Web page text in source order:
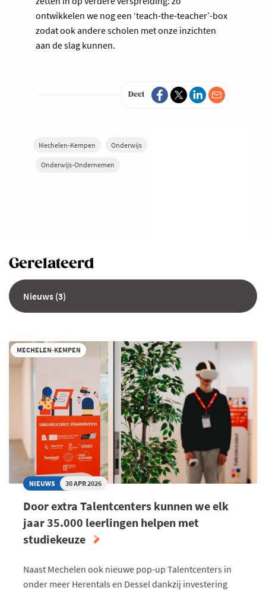
ontwikkelen we nog een ‘teach-the-teacher’-box
zodat ook andere scholen met onze inzichten
aan de slag kunnen.
Deel
Mechelen-Kempen Onderwijs
Onderwijs-Ondernemen
Gerelateerd
Nieuws (3)
MECHELEN-KEMPEN
NIEUWS 30 APR 2026
Door extra Talentcenters kunnen we elk
jaar 35.000 leerlingen helpen met
studiekeuze
Naast Mechelen ook nieuwe pop-up Talentcenters in
onder meer Herentals en Dessel dankzij investering